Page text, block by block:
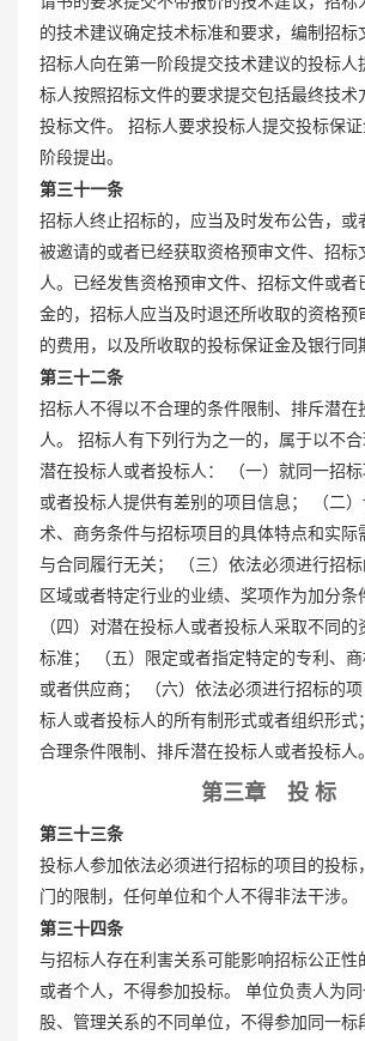
的技术建议确定技术标准和要求，编制招标
招标人向在第一阶段提交技术建议的投标人
标人按照招标文件的要求提交包括最终技术
投标文件。 招标人要求投标人提交投标保
阶段提出。
第三十一条
招标人终止招标的，应当及时发布公告，或
被邀请的或者已经获取资格预审文件、招标
人。已经发售资格预审文件、招标文件或者
金的，招标人应当及时退还所收取的资格预
的费用，以及所收取的投标保证金及银行同
第三十二条
招标人不得以不合理的条件限制、排斥潜在
人。 招标人有下列行为之一的，属于以不
潜在投标人或者投标人： （一）就同一招
或者投标人提供有差别的项目信息； （二
术、商务条件与招标项目的具体特点和实际
与合同履行无关； （三）依法必须进行招
区域或者特定行业的业绩、奖项作为加分条
（四）对潜在投标人或者投标人采取不同
标准； （五）限定或者指定特定的专利、
或者供应商； （六）依法必须进行招标的
标人或者投标人的所有制形式或者组织形式
合理条件限制、排斥潜在投标人或者投标人。
第三章 投 标
第三十三条
投标人参加依法必须进行招标的项目的投标
门的限制，任何单位和个人不得非法干涉。
第三十四条
与招标人存在利害关系可能影响招标公正性
或者个人，不得参加投标。 单位负责人为
股、管理关系的不同单位，不得参加同一标